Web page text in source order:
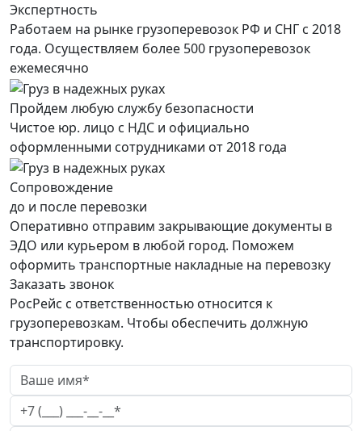
Экспертность
Работаем на рынке грузоперевозок РФ и СНГ с 2018
года. Осуществляем более 500 грузоперевозок
ежемесячно
Пройдем любую службу безопасности
Чистое юр. лицо с НДС и официально
оформленными сотрудниками от 2018 года
Сопровождение
до и после перевозки
Оперативно отправим закрывающие документы в
ЭДО или курьером в любой город. Поможем
оформить транспортные накладные на перевозку
Заказать звонок
РосРейс с ответственностью относится к
грузоперевозкам. Чтобы обеспечить должную
транспортировку.